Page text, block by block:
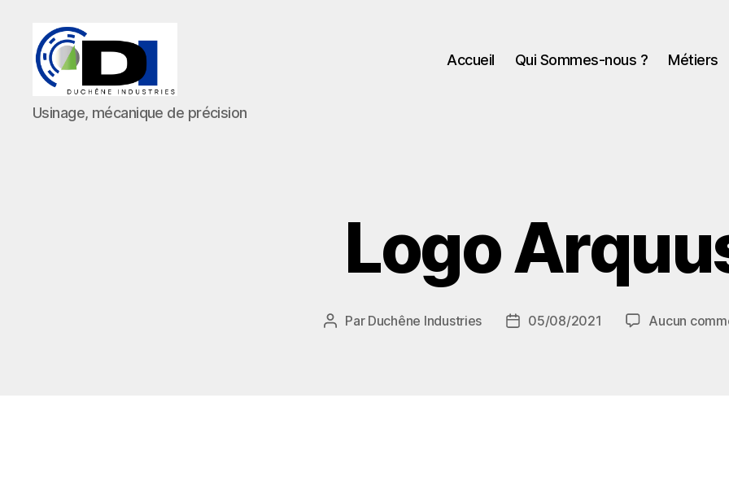
Duchêne
Industries
Usinage, mécanique de précision
Accueil Qui Sommes-nous ? Métiers
Logo
Auteur
Par Duchêne Industries
Date05/08/2021 Aucun